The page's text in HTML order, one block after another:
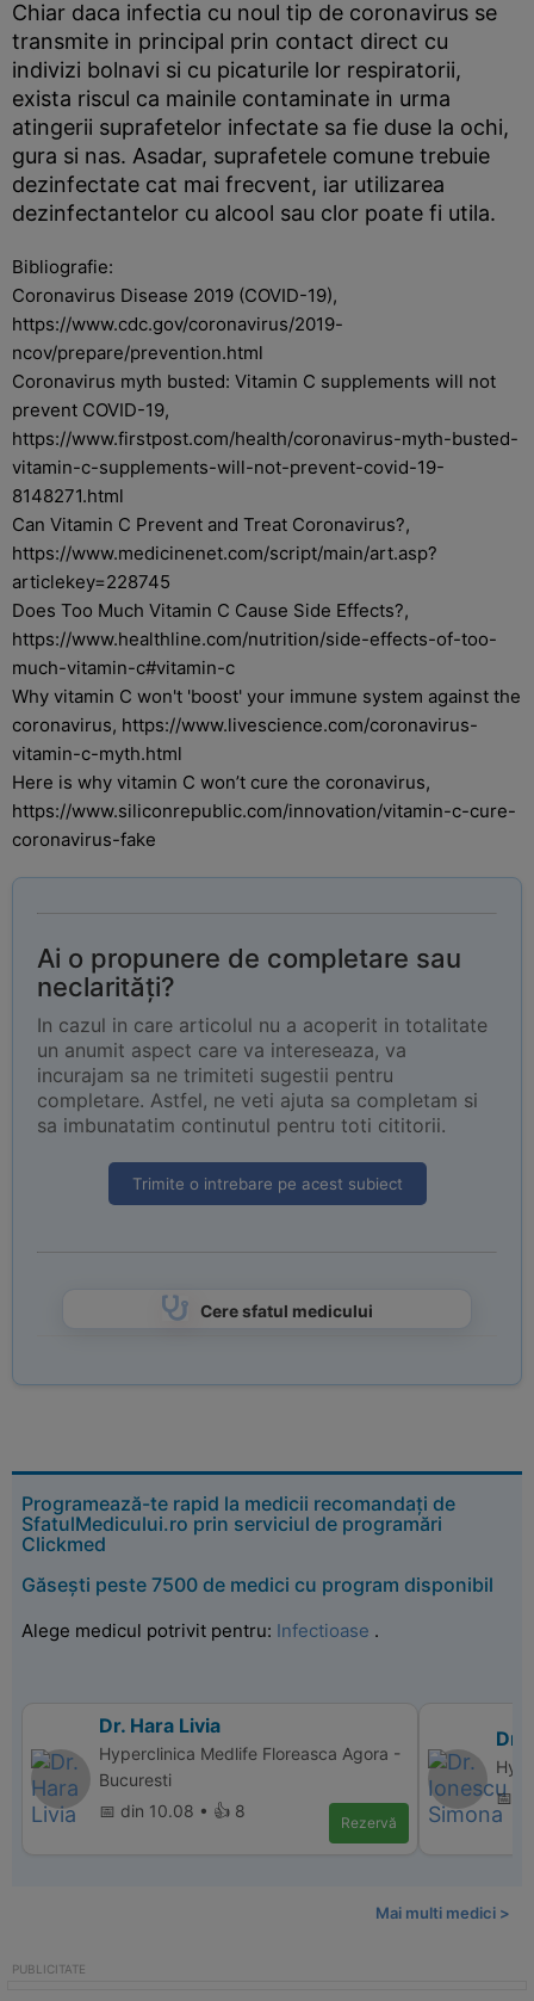
Chiar daca infectia cu noul tip de coronavirus se
transmite in principal prin contact direct cu
indivizi bolnavi si cu picaturile lor respiratorii,
exista riscul ca mainile contaminate in urma
atingerii suprafetelor infectate sa fie duse la ochi,
gura si nas. Asadar, suprafetele comune trebuie
dezinfectate cat mai frecvent, iar utilizarea
dezinfectantelor cu alcool sau clor poate fi utila.
Bibliografie:
Coronavirus Disease 2019 (COVID-19),
https://www.cdc.gov/coronavirus/2019-
ncov/prepare/prevention.html
Coronavirus myth busted: Vitamin C supplements will not
prevent COVID-19,
https://www.firstpost.com/health/coronavirus-myth-busted-
vitamin-c-supplements-will-not-prevent-covid-19-
8148271.html
Can Vitamin C Prevent and Treat Coronavirus?,
https://www.medicinenet.com/script/main/art.asp?
articlekey=228745
Does Too Much Vitamin C Cause Side Effects?,
https://www.healthline.com/nutrition/side-effects-of-too-
much-vitamin-c#vitamin-c
Why vitamin C won't 'boost' your immune system against the
coronavirus, https://www.livescience.com/coronavirus-
vitamin-c-myth.html
Here is why vitamin C won’t cure the coronavirus,
https://www.siliconrepublic.com/innovation/vitamin-c-cure-
coronavirus-fake
Ai o propunere de completare sau
neclarități?
In cazul in care articolul nu a acoperit in totalitate
un anumit aspect care va intereseaza, va
incurajam sa ne trimiteti sugestii pentru
completare. Astfel, ne veti ajuta sa completam si
sa imbunatatim continutul pentru toti cititorii.
Trimite o intrebare pe acest subiect
Cere sfatul medicului
Programează-te rapid la medicii recomandați de
SfatulMedicului.ro prin serviciul de programări
Clickmed
Găsești peste 7500 de medici cu program disponibil
Alege medicul potrivit pentru: Infectioase .
Dr. Hara Livia
Hyperclinica Medlife Floreasca Agora -
Bucuresti
📅 din 10.08 • 👍 8
Rezervă
Dr.
📅
Mai multi medici >